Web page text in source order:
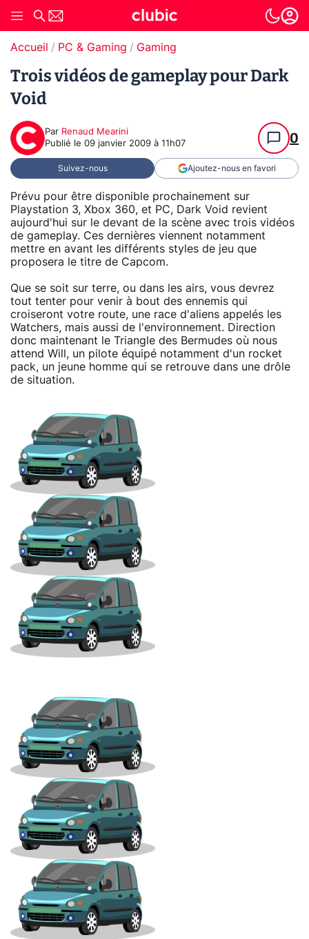
Accueil PC & Gaming Gaming
Trois vidéos de gameplay pour Dark
Void
Par Renaud Mearini
Publié le 09 janvier 2009 à 11h07 0
Suivez-nous Ajoutez-nous en favori
Prévu pour être disponible prochainement sur
Playstation 3, Xbox 360, et PC, Dark Void revient
aujourd'hui sur le devant de la scène avec trois vidéos
de gameplay. Ces dernières viennent notamment
mettre en avant les différents styles de jeu que
proposera le titre de Capcom.
Que se soit sur terre, ou dans les airs, vous devrez
tout tenter pour venir à bout des ennemis qui
croiseront votre route, une race d'aliens appelés les
Watchers, mais aussi de l'environnement. Direction
donc maintenant le Triangle des Bermudes où nous
attend Will, un pilote équipé notamment d'un rocket
pack, un jeune homme qui se retrouve dans une drôle
de situation.